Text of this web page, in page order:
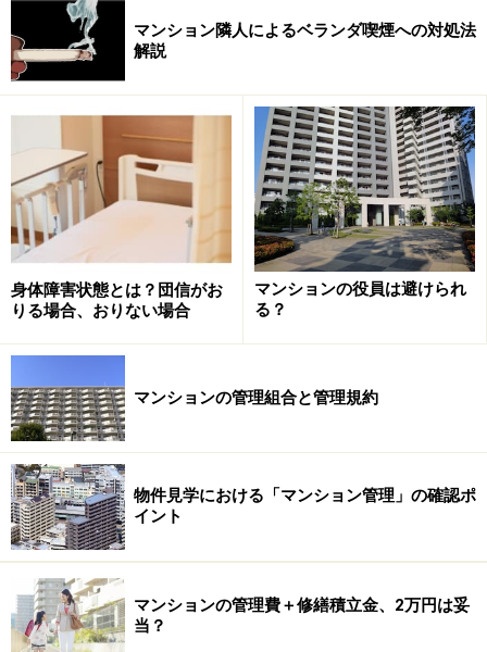
事前申請が必要な理由
専有部分である自分の部屋をリフォームする場合でも、
管理組合に事前に工事の申請を行う必要があります。そ
の理由は大きく2つあります。
1) 共用部分への影響がないか確認するため
マンションには共用部分と専有部分がありますが、その
正しい区分についてはあまり知られていません。
は共用部分に該当します。また、意外かもしれません
が、窓枠や窓ガラス、網戸
リフォームする場合、共用部分を区分所有者の意思で改
変することは認められません。工事の範囲や内容が規約
に違反していないか、管理組合がチェックするために事
前申請が必要なのです。
2) 近隣住戸に周知するため
マンション隣人によるベランダ喫煙への対処法
解説
身体障害状態とは？団信がお
りる場合、おりない場合
マンションの役員は避けられ
る？
マンションの管理組合と管理規約
物件見学における「マンション管理」の確認ポ
イント
マンションの管理費＋修繕積立金、2万円は妥
当？